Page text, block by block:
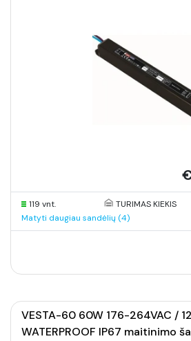
119 vnt.
TURIMAS KIEKIS
Matyti daugiau sandėlių (4)
VESTA-60 60W 176-264VAC /
WATERPROOF IP67 maitinimo